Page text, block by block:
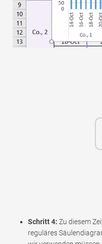
Schritt 4: Zu diesem
reguläres